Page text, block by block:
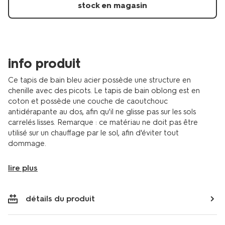
bain-
bleu-
acier-
5210202.html
stock en magasin
info produit
Ce tapis de bain bleu acier possède une structure en
chenille avec des picots. Le tapis de bain oblong est en
coton et possède une couche de caoutchouc
antidérapante au dos, afin qu'il ne glisse pas sur les sols
carrelés lisses. Remarque : ce matériau ne doit pas être
utilisé sur un chauffage par le sol, afin d'éviter tout
dommage.
lire plus
détails du produit